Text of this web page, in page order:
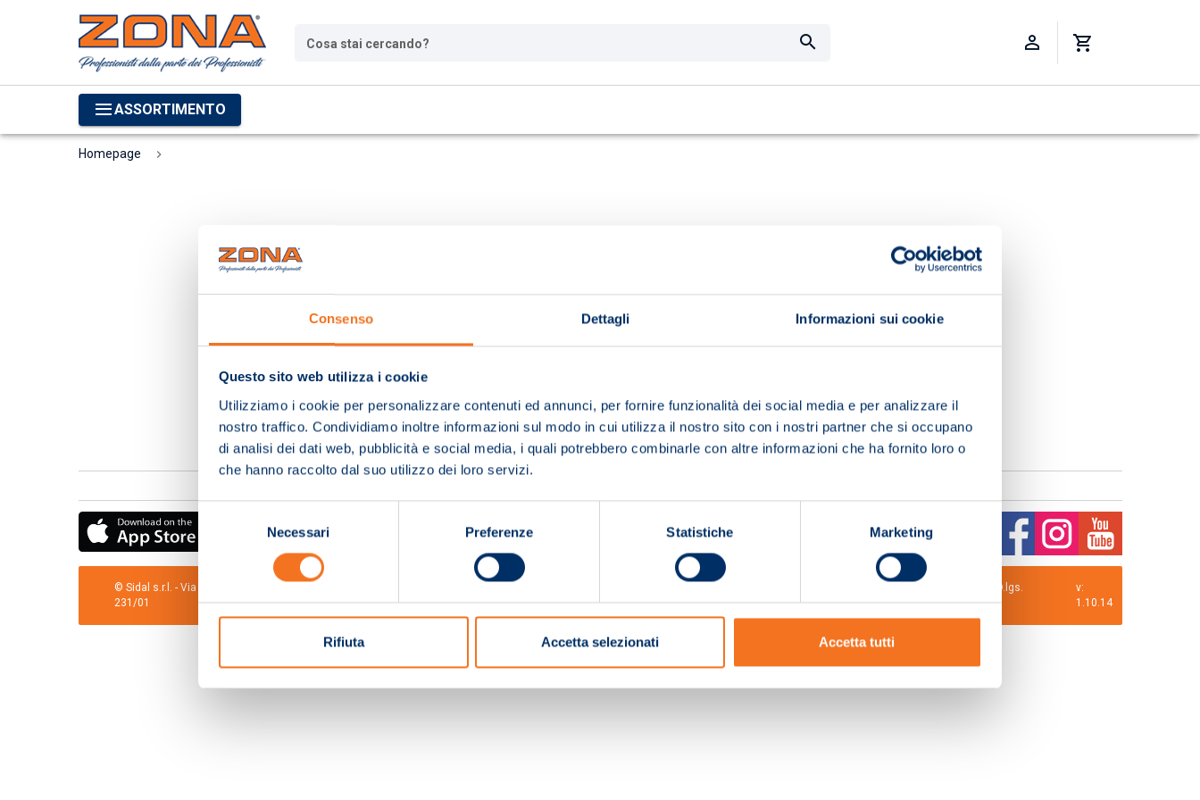
Consenso Dettagli Informazioni sui cookie
Questo sito web utilizza i cookie
Utilizziamo i cookie per personalizzare contenuti ed annunci, per fornire funzionalità dei social media e per analizzare il
nostro traffico. Condividiamo inoltre informazioni sul modo in cui utilizza il nostro sito con i nostri partner che si occupano
di analisi dei dati web, pubblicità e social media, i quali potrebbero combinarle con altre informazioni che ha fornito loro o
che hanno raccolto dal suo utilizzo dei loro servizi.
Selezione
consenso
Necessari Preferenze Statistiche Marketing
Rifiuta Accetta selezionati Accetta tutti
Cosa stai cercando?
ASSORTIMENTO
Homepage
© Sidal s.r.l. - Via S.Agostino,50, 51100 Pistoia - Cod.Fisc. e Registro Imprese Pistoia 01680210505 – R.E.A. n.155974 - Cap.Soc. € 2.000.000,00 i.v. La Società adotta il Codice Etico D.lgs.
231/01
v:
1.10.14